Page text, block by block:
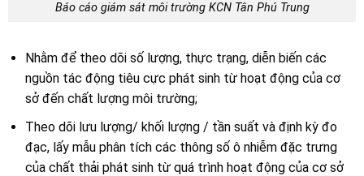
Báo cáo giám sát môi trường KCN Tân Phú Trung
Nhằm để theo dõi số lượng, thực trạng, diễn biến các
nguồn tác động tiêu cực phát sinh từ hoạt động của cơ
sở đến chất lượng môi trường;
Theo dõi lưu lượng/ khối lượng / tần suất và định kỳ đo
đạc, lấy mẫu phân tích các thông số ô nhiễm đặc trưng
của chất thải phát sinh từ quá trình hoạt động của cơ sở